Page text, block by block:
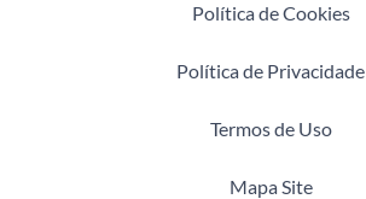
Política de Cookies
Política de Privacidade
Termos de Uso
Mapa Site